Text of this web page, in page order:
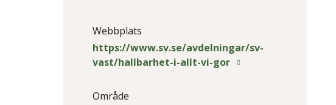
Webbplats
https://www.sv.se/avdelningar/sv-
vast/hallbarhet-i-allt-vi-gor
Område